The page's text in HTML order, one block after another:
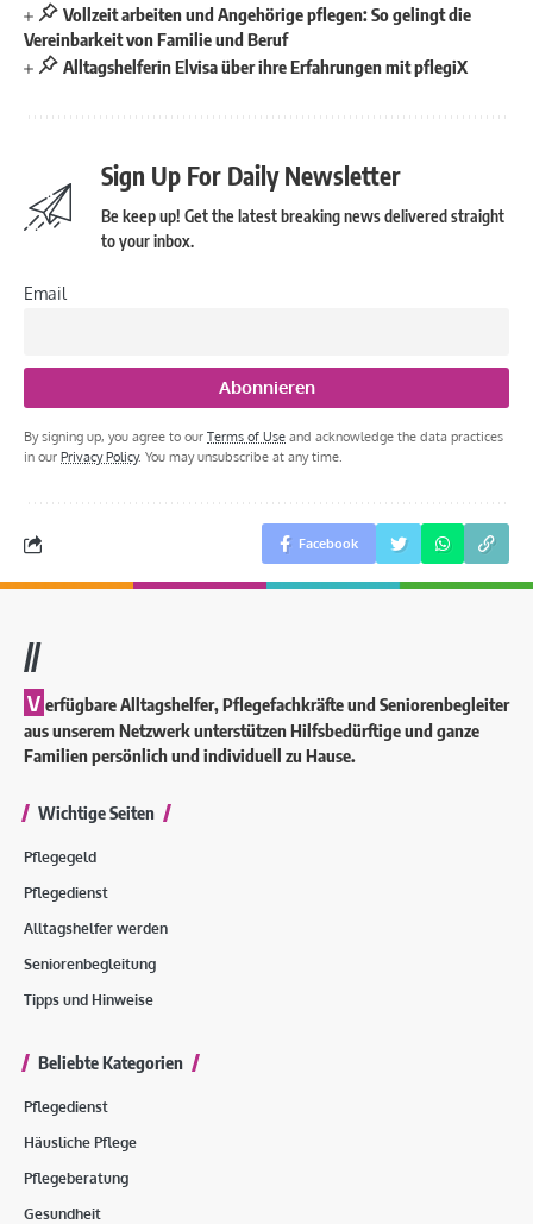
Vollzeit arbeiten und Angehörige pflegen: So gelingt die
Vereinbarkeit von Familie und Beruf
Alltagshelferin Elvisa über ihre Erfahrungen mit pflegiX
Sign Up For Daily Newsletter
Be keep up! Get the latest breaking news delivered straight
to your inbox.
Email
By signing up, you agree to our Terms of Use and acknowledge the data practices
in our Privacy Policy. You may unsubscribe at any time.
Facebook
//
V erfügbare Alltagshelfer, Pflegefachkräfte und Seniorenbegleiter
aus unserem Netzwerk unterstützen Hilfsbedürftige und ganze
Familien persönlich und individuell zu Hause.
Wichtige Seiten
Pflegegeld
Pflegedienst
Alltagshelfer werden
Seniorenbegleitung
Tipps und Hinweise
Beliebte Kategorien
Pflegedienst
Häusliche Pflege
Pflegeberatung
Gesundheit